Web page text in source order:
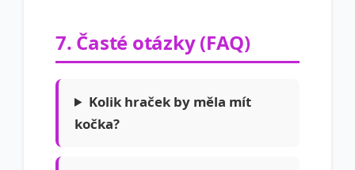
7. Časté otázky (FAQ)
Kolik hraček by měla mít
kočka?